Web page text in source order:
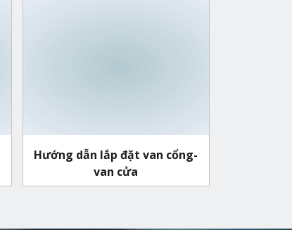
Hướng dẫn lắp đặt van cổng-
van cửa